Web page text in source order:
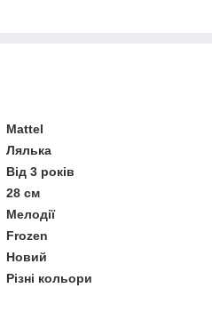
Mattel
Лялька
Від 3 років
28 см
Мелодії
Frozen
Новий
Різні кольори